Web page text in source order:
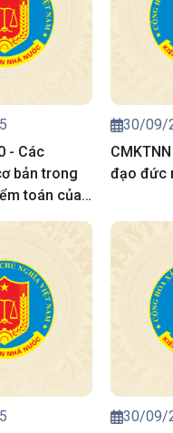
- Các
bản trong
toán của
30/09/
đạo đức
30/09/